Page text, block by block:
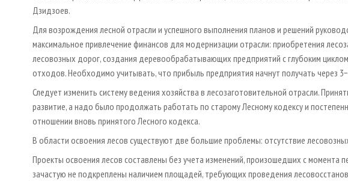
Дзидзоев.
Для возрождения лесной отрасли и успешного выполнения планов и решений
максимальное привлечение финансов для модернизации отрасли: приобретения
лесовозных дорог, создания деревообрабатывающих предприятий с глубоким
отходов. Необходимо учитывать, что прибыль предприятия начнут получать через
Следует изменить систему ведения хозяйства в лесозаготовительной отрасли.
развитие, а надо было продолжать работать по старому Лесному кодексу и
отношении вновь принятого Лесного кодекса.
В области освоения лесов существуют две большие проблемы: отсутствие
Проекты освоения лесов составлены без учета изменений, произошедших с момента
зачастую не подкреплены наличием площадей, требующих проведения